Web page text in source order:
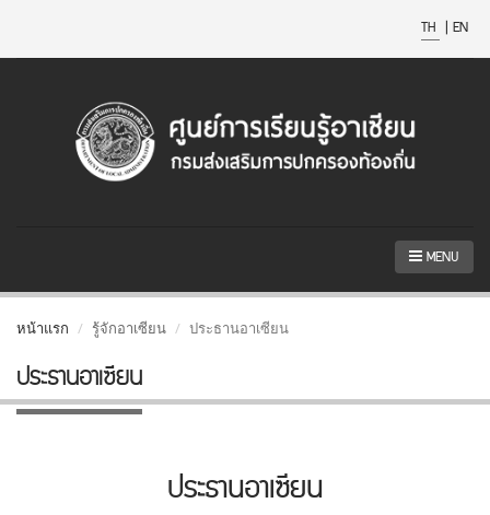
TH | EN
MENU
หน้าแรก รู้จักอาเซียน ประธานอาเซียน
ประธานอาเซียน
ประธานอาเซียน